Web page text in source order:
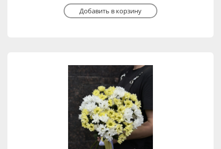
Добавить в корзину